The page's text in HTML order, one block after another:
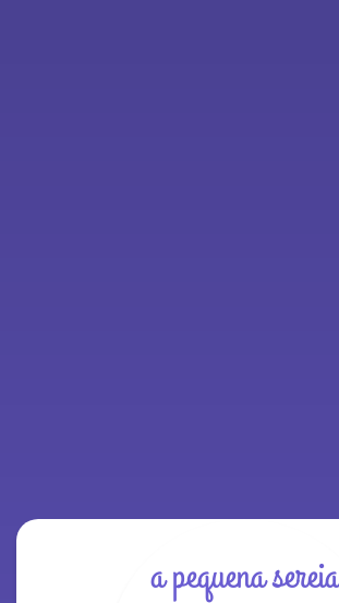
a pequena sereia